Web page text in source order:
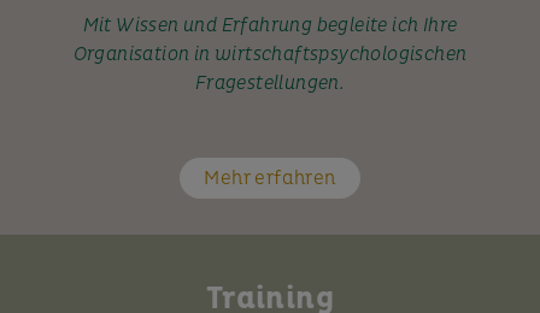
Mit Wissen und Erfahrung begleite ich Ihre
Organisation in wirtschaftspsychologischen
Fragestellungen.
Mehr erfahren
Training